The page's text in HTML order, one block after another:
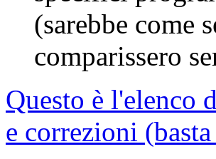
(sarebbe come
comparissero
Questo è l'elenco
e correzioni